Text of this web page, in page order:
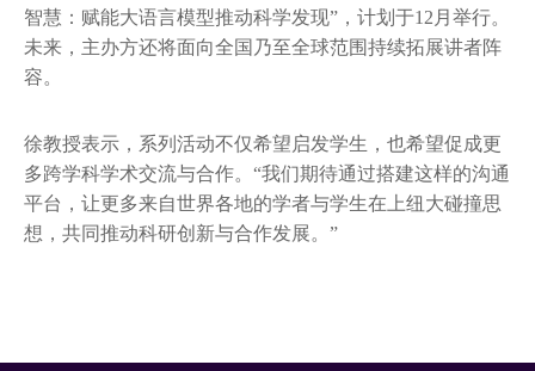
智慧：赋能大语言模型推动科学发现”，计划于12月举行。
未来，主办方还将面向全国乃至全球范围持续拓展讲者阵
容。
徐教授表示，系列活动不仅希望启发学生，也希望促成更
多跨学科学术交流与合作。“我们期待通过搭建这样的沟通
平台，让更多来自世界各地的学者与学生在上纽大碰撞思
想，共同推动科研创新与合作发展。”